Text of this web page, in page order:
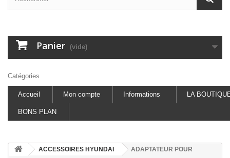
Panier (vide)
Catégories
Accueil Mon compte Informations LA
BONS PLAN
ACCESSOIRES HYUNDAI
ADAPTATEUR POUR